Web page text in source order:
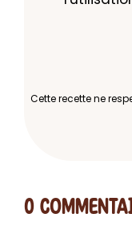
Cette recette ne
0